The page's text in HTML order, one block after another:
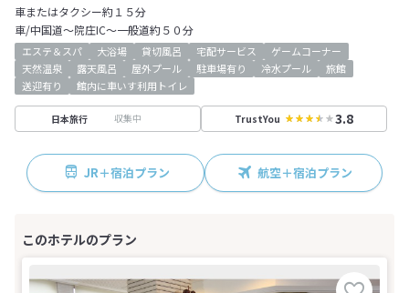
車またはタクシー約１５分
車/中国道～院庄IC～一般道約５０分
エステ＆スパ 大浴場 貸切風呂 宅配サービス
ゲームコーナー
天然温泉
露天風呂 屋外プール 駐車場有り 冷水プール
旅館
送迎有り
館内に車いす利用トイレ
日本旅行 収集中 TrustYou 3.8
JR＋宿泊プラン 航空＋宿泊プラン